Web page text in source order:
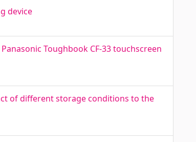
device
Toughbook CF-33 touchscreen
of different storage conditions to the